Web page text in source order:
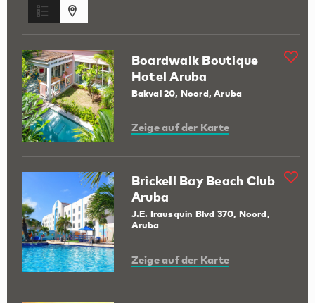
Boardwalk Boutique
Hotel Aruba
Bakval 20, Noord, Aruba
Zeige auf der Karte
Brickell Bay Beach Club
Aruba
J.E. Irausquin Blvd 370, Noord,
Aruba
Zeige auf der Karte